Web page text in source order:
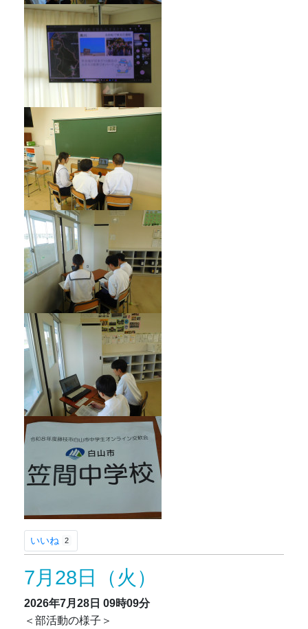
いいね 2
7月28日（火）
2026年7月28日 09時09分
＜部活動の様子＞